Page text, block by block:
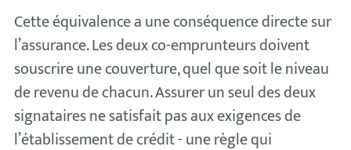
Cette équivalence a une conséquence directe sur
l’assurance. Les deux co-emprunteurs doivent
souscrire une couverture, quel que soit le niveau
de revenu de chacun. Assurer un seul des deux
signataires ne satisfait pas aux exigences de
l’établissement de crédit - une règle qui